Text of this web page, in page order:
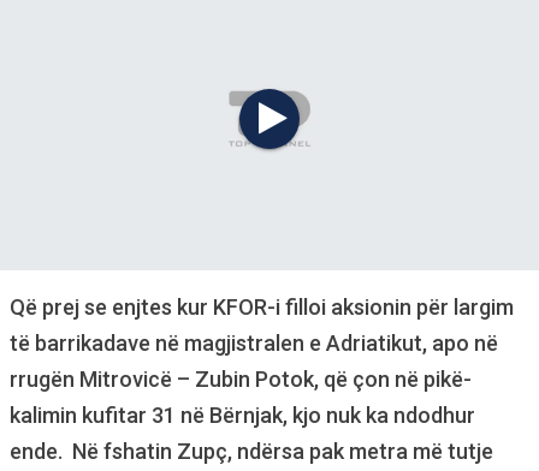
Që prej se enjtes kur KFOR-i filloi aksionin për largim
të barrikadave në magjistralen e Adriatikut, apo në
rrugën Mitrovicë – Zubin Potok, që çon në pikë-
kalimin kufitar 31 në Bërnjak, kjo nuk ka ndodhur
ende. Në fshatin Zupç, ndërsa pak metra më tutje